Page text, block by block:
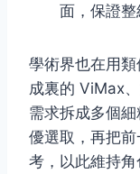
面，保證整
學術界也在用
成裏的 ViMax
需求拆成多個
優選取，再把
考，以此維持